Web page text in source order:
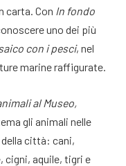
carta. Con In fondo
uno dei più
con i pesci, nel
marine raffigurate.
al Museo,
gli animali nelle
città: cani,
cigni, aquile, tigri e